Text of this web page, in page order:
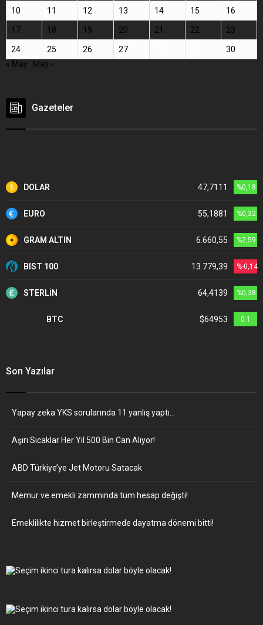
10 11 12 13 14 15 16
17 18 19 20 21 22 23
24 25 26 27
30
« May
May »
Gazeteler
DOLAR 47,7111 %0,18
EURO 55,1881 %0,32
GRAM ALTIN 6.660,55 %2,59
BIST 100 13.779,39 %-0,14
STERLİN 64,4139 %0,38
BTC $64953 0.1
Son Yazılar
Yapay zeka YKS sorularında 11 yanlış yaptı…
Aşırı Sıcaklar Her Yıl 500 Bin Can Alıyor!
ABD Türkiye’ye Jet Motoru Satacak
Memur ve emekli zammında tüm hesap değişti!
Emeklilikte hizmet birleştirmede dayatma dönemi bitti!